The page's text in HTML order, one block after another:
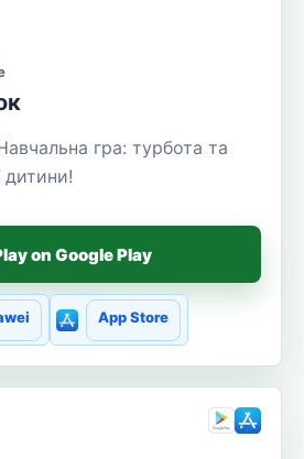
гра: турбота та
дитини!
on Google Play
App Store